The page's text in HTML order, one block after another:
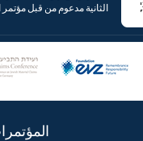
الثانية مدعوم من قبل